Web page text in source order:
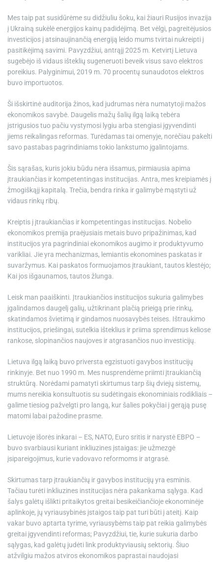
Mes taip pat susidūrėme su didžiuliu šoku, kai žiauri Rusijos invazija
į Ukrainą sukėlė energijos kainų padidėjimą. Bet vėlgi, pagreitėjusios
investicijos į atsinaujinančią energiją leido mums tvirtai nukreipti į
pasitikėjimą savimi. Pavyzdžiui, antrąjį 2025 m. Ketvirtį Lietuva
sugebėjo iš vidaus išteklių sugeneruoti beveik visus savo elektros
poreikius. Palyginimui, 2019 m. 70 procentų sunaudotos elektros
buvo importuotos.
Ši išskirtinė auditorija žinos, kad judrumas nėra numatytoji mažos
ekonomikos savybė. Daugelis mažų šalių ilgą laiką tebėra
įstrigusios tuo pačiu vystymosi lygiu arba stengiasi įgyvendinti
jiems reikalingas reformas. Turėdamas tai omenyje, norėčiau pakelti
savo pastabas pagrindiniams tokio lankstumo įgalintojams.
Šis sąrašas, kuris jokiu būdu nėra išsamus, pirmiausia apima
įtraukiančias ir kompetentingas institucijas. Antra, mes kreipiamės į
žmogiškąjį kapitalą. Trečia, bendra rinka ir galimybė mąstyti už
vidaus rinkų ribų.
Kreiptis į įtraukiančias ir kompetentingas institucijas. Nobelio
ekonomikos premija praėjusiais metais buvo pripažinimas, kad
institucijos yra pagrindiniai ekonomikos augimo ir produktyvumo
varikliai. Jie yra mechanizmas, lemiantis ekonomines paskatas ir
suvaržymus. Kai paskatos formuojamos įtraukiant, tautos klestėjo;
Kai jos išgaunamos, tautos žlunga.
Leisk man paaiškinti. Įtraukiančios institucijos sukuria galimybes
įgalindamos daugelį galių, užtikrinant plačią prieigą prie rinkų,
skatindamos švietimą ir gindamos nuosavybės teises. Ištraukimo
institucijos, priešingai, sutelkia išteklius ir priima sprendimus keliose
rankose, slopinančios naujoves ir atgrasančios nuo investicijų.
Lietuva ilgą laiką buvo priversta egzistuoti gavybos institucijų
rinkinyje. Bet nuo 1990 m. Mes nusprendėme priimti įtraukiančią
struktūrą. Norėdami pamatyti skirtumus tarp šių dviejų sistemų,
mums nereikia konsultuotis su sudėtingais ekonominiais rodikliais –
galime tiesiog pažvelgti pro langą, kur šalies pokyčiai į gerąją pusę
matomi labai pažodine prasme.
Lietuvoje išorės inkarai – ES, NATO, Euro sritis ir narystė EBPO –
buvo svarbiausi kuriant inkliuzines įstaigas: jie užmezgė
įsipareigojimus, kurie vadovavo reformoms ir atgrasė.
Skirtumas tarp įtraukiančių ir gavybos institucijų yra esminis.
Tačiau turėti inkliuzines institucijas nėra pakankama sąlyga. Kad
šalys galėtų išlikti pritaikytos greitai besikeičiančioje ekonominėje
aplinkoje, jų vyriausybinės įstaigos taip pat turi būti į ateitį. Kaip
vakar buvo aptarta tyrime, vyriausybėms taip pat reikia galimybės
greitai įgyvendinti reformas; Pavyzdžiui, tie, kurie sukuria darbo
sąlygas, kad galėtų judėti link produktyviausių sektorių. Šiuo
atžvilgiu mažos atviros ekonomikos paprastai naudojasi